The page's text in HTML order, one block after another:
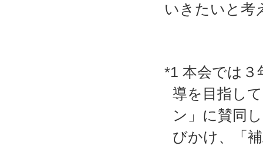
いきたいと考
*1 本会では３
導を目指し
ン」に賛同
びかけ、「